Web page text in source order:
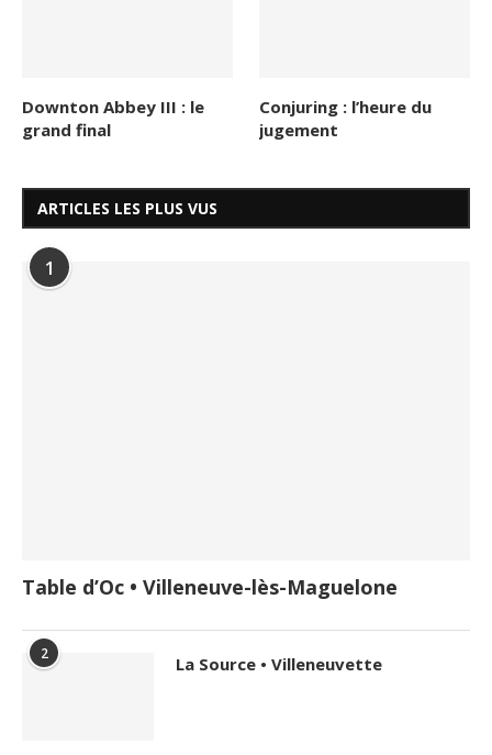
Downton Abbey III : le
grand final
Conjuring : l’heure du
jugement
ARTICLES LES PLUS VUS
1
Table d’Oc • Villeneuve-lès-Maguelone
2 La Source • Villeneuvette